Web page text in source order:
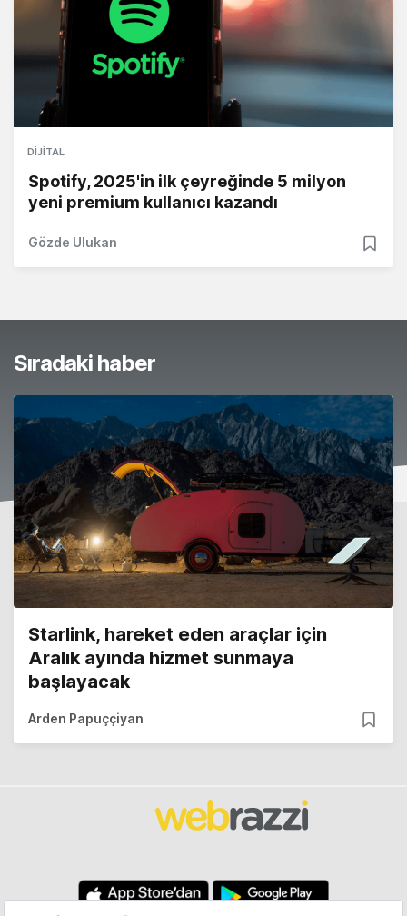
DIJITAL
Spotify, 2025'in ilk çeyreğinde 5 milyon
yeni premium kullanıcı kazandı
Gözde Ulukan
Sıradaki haber
Starlink, hareket eden araçlar için
Aralık ayında hizmet sunmaya
başlayacak
Arden Papuççiyan